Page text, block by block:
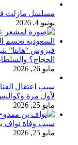
مسلسل مازلت
يونيو 4, 2026
فيروس “هانتا”
الحجاج؟
مايو 26, 2026
سبب اعتقال
لأول مرة
مايو 25, 2026
سبب وفاة نواف
مايو 25, 2026